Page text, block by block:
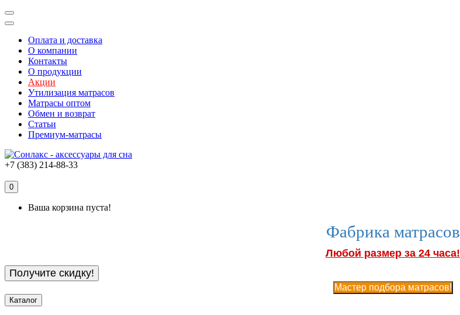
Оплата и доставка
О компании
Контакты
О продукции
Акции
Утилизация матрасов
Матрасы оптом
Обмен и возврат
Статьи
Премиум-матрасы
+7 (383) 214-88-33
0
Ваша корзина пуста!
Фабрика матрасов
Любой размер за 24 часа!
Получите скидку!
Мастер подбора матрасов!
Каталог